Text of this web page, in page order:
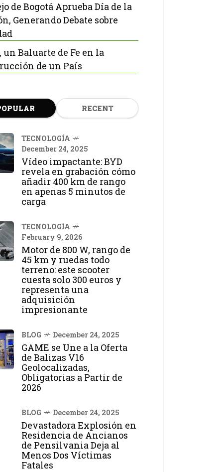
de Bogotá Aprueba Día de la
Generando Debate sobre
un Baluarte de Fe en la
de un País
RECENT
TECNOLOGÍA
December 24, 2025
Vídeo impactante: BYD
revela en grabación cómo
añadir 400 km de rango
en apenas 5 minutos de
carga
TECNOLOGÍA
February 9, 2026
Motor de 800 W, rango de
45 km y ruedas todo
terreno: este scooter
cuesta solo 300 euros y
representa una
adquisición
impresionante
BLOG December 24, 2025
GAME se Une a la Oferta
de Balizas V16
Geolocalizadas,
Obligatorias a Partir de
2026
BLOG December 24, 2025
Devastadora Explosión en
Residencia de Ancianos
de Pensilvania Deja al
Menos Dos Víctimas
Fatales